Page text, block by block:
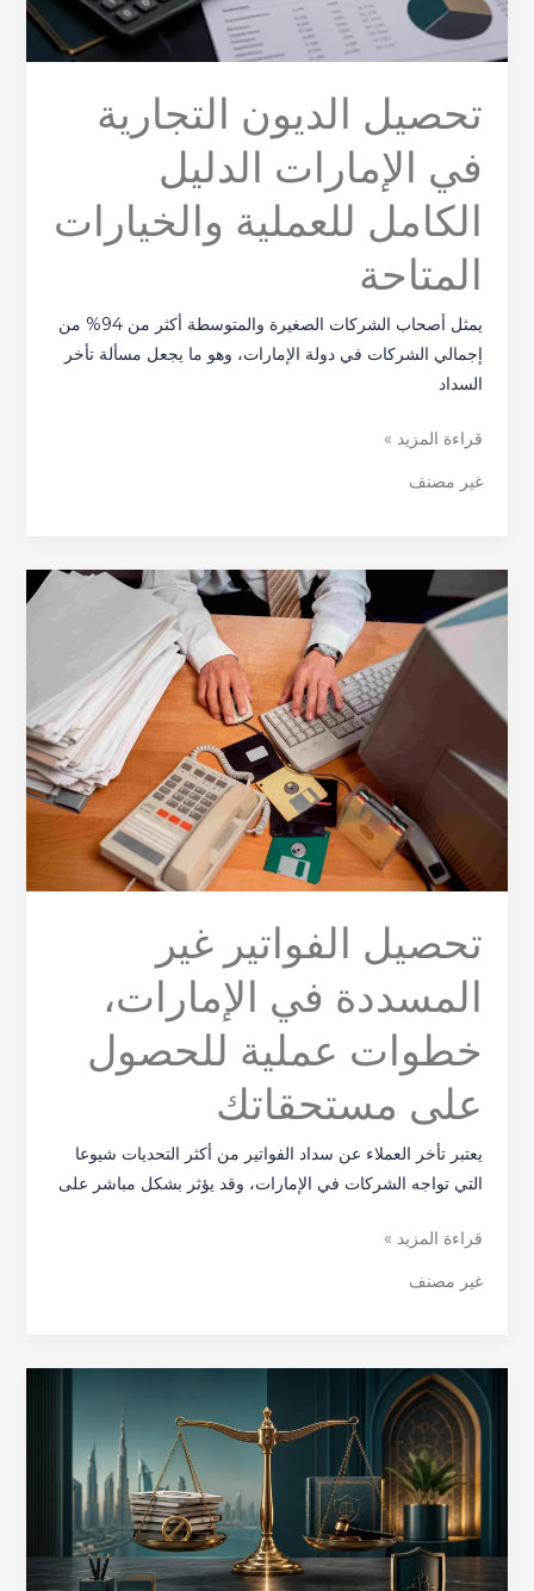
تحصيل الديون التجارية
في الإمارات الدليل
الكامل للعملية والخيارات
المتاحة
يمثل أصحاب الشركات الصغيرة والمتوسطة أكثر من 94% من
إجمالي الشركات في دولة الإمارات، وهو ما يجعل مسألة تأخر
السداد
قراءة المزيد »
غير مصنف
تحصيل الفواتير غير
المسددة في الإمارات،
خطوات عملية للحصول
على مستحقاتك
يعتبر تأخر العملاء عن سداد الفواتير من أكثر التحديات شيوعا
التي تواجه الشركات في الإمارات، وقد يؤثر بشكل مباشر على
الفواتير
المسددة
في
خطوات
للحصول
على
مستحقاتك
قراءة المزيد »
غير مصنف
قوانين
وكالات
تحصيل
الديون
في
الإمارات:
الحقوق